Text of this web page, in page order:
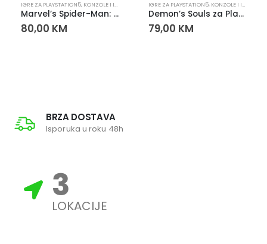
PLAYSTATIONIGRE ZA PLAYSTATION5, KONZOLE I IGRE PLAYSTATION
Marvel’s Spider-Man: Miles Morales PS5 – Igra za PlayStation 5
80,00 KM
IGRE ZA PLAYSTATION5, KONZOLE I IGRE
Demon’s Souls za PlayStation 5 (PS5)
79,00 KM
BRZA DOSTAVA
Isporuka u roku 48h
3
LOKACIJE